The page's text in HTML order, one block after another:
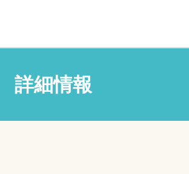
詳細情報